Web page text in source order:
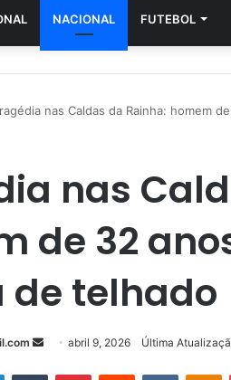
NACIONAL FUTEBOL
nas Caldas da Rainha: homem
nas
de 32
de telhado
Mandeabril 9, 2026 Última
LinkedinTumblr PinterestReddit VK